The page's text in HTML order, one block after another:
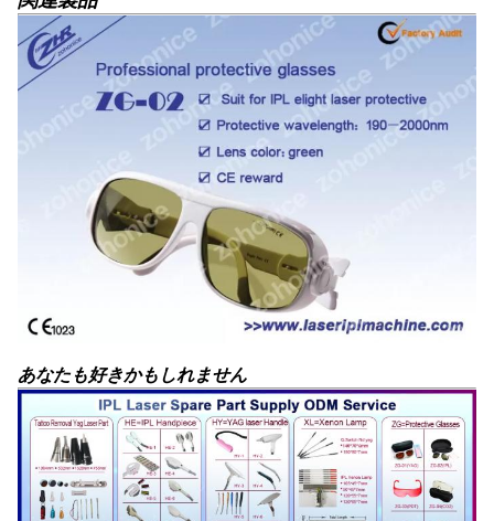
あなたも好きかもしれません